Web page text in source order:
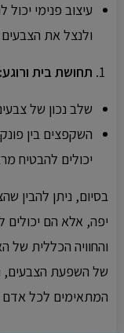
עיצוב פנימי
ולנצל את הצבעים
תחושת בית ורוגע:
שלב נכון של
השקפצים בין
יכולים להבטיח
בסיום, ניתן להבין
יפה, אלא הם
והחוויה הכללית
של השפעת הצבעים,
המתאימים לכל אדם